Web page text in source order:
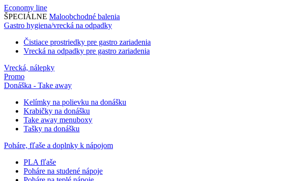
Economy line
ŠPECIÁLNE Maloobchodné balenia
Gastro hygiena/vrecká na odpadky
Čistiace prostriedky pre gastro zariadenia
Vrecká na odpadky pre gastro zariadenia
Vrecká, nálepky
Promo
Donáška - Take away
Kelímky na polievku na donášku
Krabičky na donášku
Take away menuboxy
Tašky na donášku
Poháre, fľaše a doplnky k nápojom
PLA fľaše
Poháre na studené nápoje